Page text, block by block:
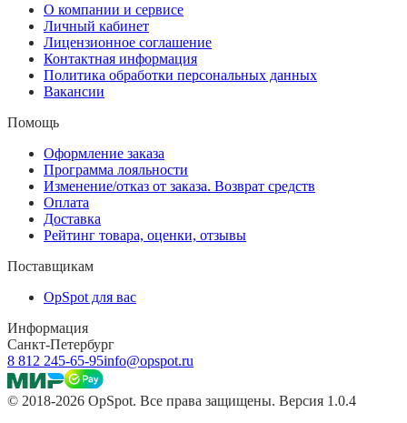
О компании и сервисе
Личный кабинет
Лицензионное соглашение
Контактная информация
Политика обработки персональных данных
Вакансии
Помощь
Оформление заказа
Программа лояльности
Изменение/отказ от заказа. Возврат средств
Оплата
Доставка
Рейтинг товара, оценки, отзывы
Поставщикам
OpSpot для вас
Информация
Санкт-Петербург
8 812 245-65-95info@opspot.ru
© 2018-2026 OpSpot. Все права защищены. Версия 1.0.4